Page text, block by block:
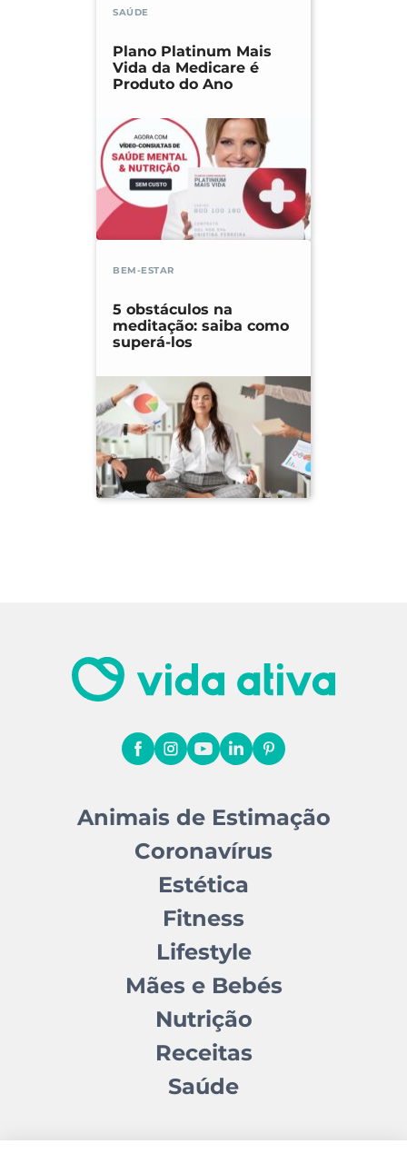
SAÚDE
Plano Platinum Mais
Vida da Medicare é
Produto do Ano
BEM-ESTAR
5 obstáculos na
meditação: saiba como
superá-los
Animais de Estimação
Coronavírus
Estética
Fitness
Lifestyle
Mães e Bebés
Nutrição
Receitas
Saúde